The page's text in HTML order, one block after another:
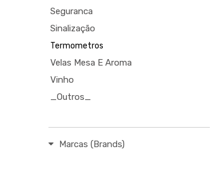
Seguranca
Sinalização
Termometros
Velas Mesa E Aroma
Vinho
_Outros_
Marcas (Brands)